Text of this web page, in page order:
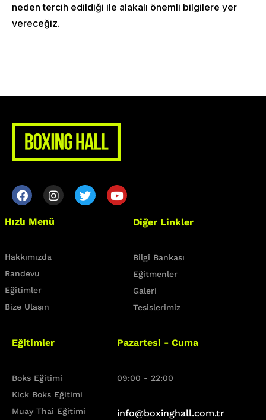
neden tercih edildiği ile alakalı önemli bilgilere yer
vereceğiz.
Hızlı Menü
Hakkımızda
Randevu
Eğitimler
Bize Ulaşın
Diğer Linkler
Bilgi Bankası
Eğitmenler
Galeri
Tesislerimiz
Eğitimler
Boks Eğitimi
Kick Boks Eğitimi
Muay Thai Eğitimi
Pazartesi - Cuma
09:00 - 22:00
info@boxinghall.com.tr
More Pages
Membership
Class Categories
Cardio
Contact Info
Los Angeles CA 95716